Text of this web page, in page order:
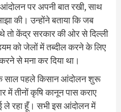
पर अपनी बात रखी, साथ
की। उन्होंने बताया कि जब
तो केंद्र सरकार की ओर से दिल्ली
को जेलों में तब्दील करने के लिए
से मना कर दिया था।
साल पहले किसान आंदोलन शुरू
तीनों कृषि कानून पास कराए
ले रहा हूँ। सभी इस आंदोलन में